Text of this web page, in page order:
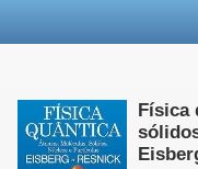
Física